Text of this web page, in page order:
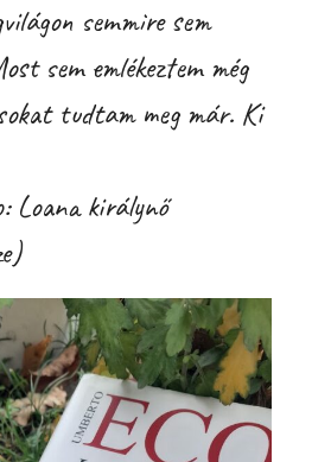
semmire sem
sem emlékeztem még
tudtam meg már. Ki
Loana királynő